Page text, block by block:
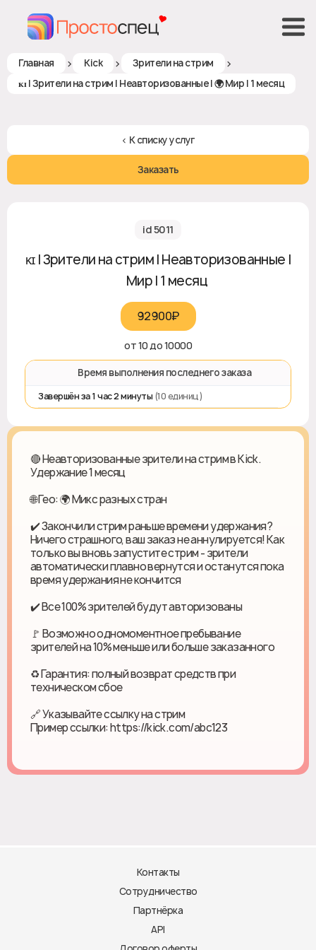
Главная > Kick > Зрители на стрим >
ᴋɪ | Зрители на стрим | Неавторизованные | 🌍 Мир | 1 месяц
< К списку услуг
Заказать
id 5011
ᴋɪ | Зрители на стрим | Неавторизованные |
🌍 Мир | 1 месяц
92900₽‎
от 10 до 10000
⏱️ Время выполнения последнего заказа
Завершён за 1 час 2 минуты (10 единиц)
🔴 Неавторизованные зрители на стрим в Kick.
Удержание 1 месяц
🌐 Гео: 🌍 Микс разных стран
✔️ Закончили стрим раньше времени удержания?
Ничего страшного, ваш заказ не аннулируется! Как
только вы вновь запустите стрим - зрители
автоматически плавно вернутся и останутся пока
время удержания не кончится
✔️ Все 100% зрителей будут авторизованы
🚩 Возможно одномоментное пребывание
зрителей на 10% меньше или больше заказанного
♻ Гарантия: полный возврат средств при
техническом сбое
🔗 Указывайте ссылку на стрим
Пример ссылки: https://kick.com/abc123
Контакты
Сотрудничество
Партнёрка
API